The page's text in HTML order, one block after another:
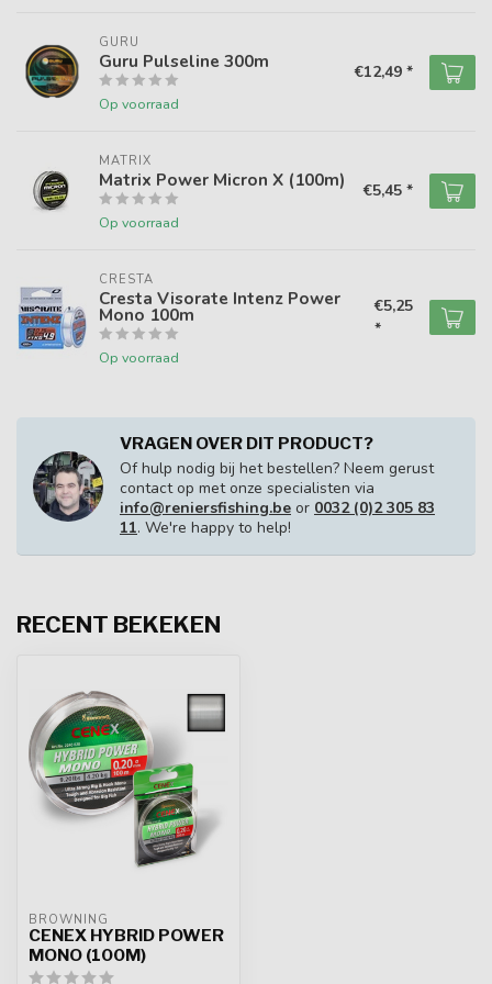
GURU
Guru Pulseline 300m
Op voorraad
€12,49 *
MATRIX
Matrix Power Micron X (100m)
Op voorraad
€5,45 *
CRESTA
Cresta Visorate Intenz Power
Mono 100m
Op voorraad
€5,25
*
VRAGEN OVER DIT PRODUCT?
Of hulp nodig bij het bestellen? Neem gerust
contact op met onze specialisten via
info@reniersfishing.be or 0032 (0)2 305 83
11. We're happy to help!
RECENT BEKEKEN
BROWNING
CENEX HYBRID POWER
MONO (100M)